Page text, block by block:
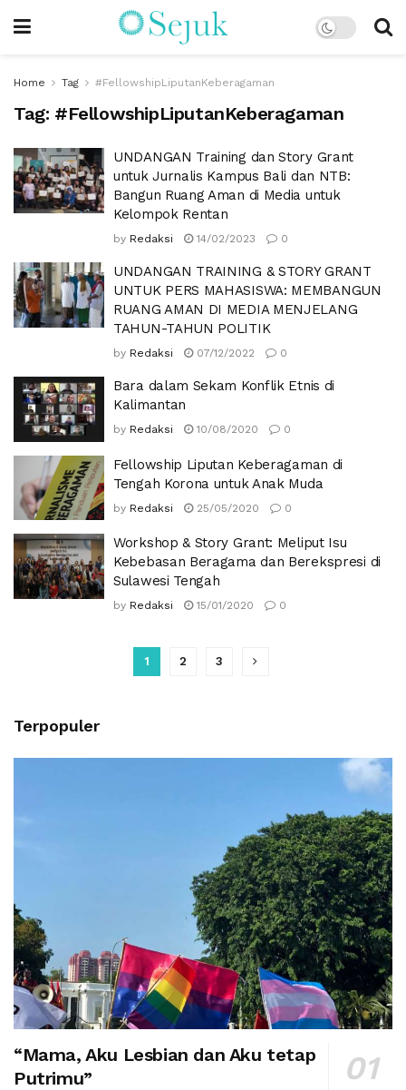
Home Tag #FellowshipLiputanKeberagaman
Tag: #FellowshipLiputanKeberagaman
UNDANGAN Training dan Story Grant
untuk Jurnalis Kampus Bali dan NTB:
Bangun Ruang Aman di Media untuk
Kelompok Rentan
by Redaksi 14/02/2023 0
UNDANGAN TRAINING & STORY GRANT
UNTUK PERS MAHASISWA: MEMBANGUN
RUANG AMAN DI MEDIA MENJELANG
TAHUN-TAHUN POLITIK
by Redaksi 07/12/2022 0
Bara dalam Sekam Konflik Etnis di
Kalimantan
by Redaksi 10/08/2020 0
Fellowship Liputan Keberagaman di
Tengah Korona untuk Anak Muda
by Redaksi 25/05/2020 0
Workshop & Story Grant: Meliput Isu
Kebebasan Beragama dan Berekspresi di
Sulawesi Tengah
by Redaksi 15/01/2020 0
1 2 3
Terpopuler
“Mama, Aku Lesbian dan Aku tetap
Putrimu”